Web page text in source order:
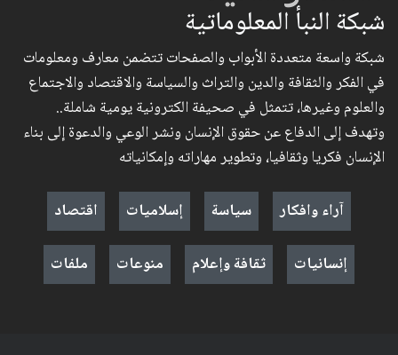
شبكة النبأ المعلوماتية
شبكة واسعة متعددة الأبواب والصفحات تتضمن معارف ومعلومات
في الفكر والثقافة والدين والتراث والسياسة والاقتصاد والاجتماع
والعلوم وغيرها، تتمثل في صحيفة الكترونية يومية شاملة..
وتهدف إلى الدفاع عن حقوق الإنسان ونشر الوعي والدعوة إلى بناء
الإنسان فكريا وثقافيا، وتطوير مهاراته وإمكانياته
آراء وافكار
سياسة إسلاميات
اقتصاد
إنسانيات
ثقافة وإعلام منوعات ملفات